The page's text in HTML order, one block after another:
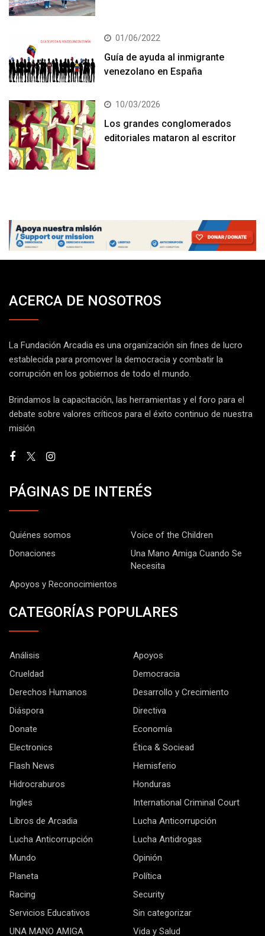
01/06/2022
Guía de ayuda al inmigrante
venezolano en España
10/03/2026
Los grandes conglomerados
editoriales mataron al escritor
ACERCA DE NOSOTROS
La Fundación Arcadia es una organización sin fines de lucro
establecida para promover la democracia y combatir la
corrupción en los gobiernos de todo el mundo.
Brindamos la capacitación, las herramientas y el foro para el
debate sobre valores críticos para el éxito continuo de nuestra
misión
PÁGINAS DE INTERÉS
Quiénes somos
Voice of the Children
Donaciones
Una Mano Amiga Cuando Se
Necesita
Apoyos y Reconocimientos
CATEGORÍAS POPULARES
Análisis
Apoyos
Crueldad
Democracia
Derechos Humanos
Desarrollo y Crecimiento
Diáspora
Directiva
Donate
Economía
Electronics
Ética & Sociead
Flash News
Hemisferio
Hidrocraburos
Honduras
Ingles
International Criminal Court
Libros de Arcadia
Lucha Anticorrupción
Lucha Anticorrupción
Lucha Antidrogas
Mundo
Opinión
Planeta
Política
Racing
Security
Servicios Educativos
Sin categorizar
UNA MANO AMIGA
Vida y Salud